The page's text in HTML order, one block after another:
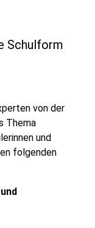
Schulform
von der
Thema
und
folgenden